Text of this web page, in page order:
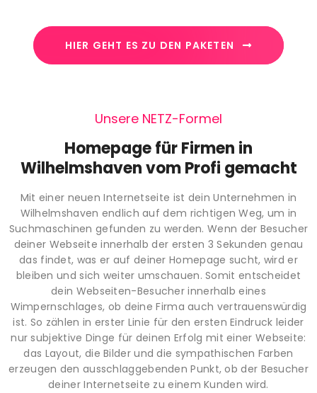
HIER GEHT ES ZU DEN PAKETEN
Unsere NETZ-Formel
Homepage für Firmen in
Wilhelmshaven vom Profi gemacht
Mit einer neuen Internetseite ist dein Unternehmen in
Wilhelmshaven endlich auf dem richtigen Weg, um in
Suchmaschinen gefunden zu werden. Wenn der Besucher
deiner Webseite innerhalb der ersten 3 Sekunden genau
das findet, was er auf deiner Homepage sucht, wird er
bleiben und sich weiter umschauen. Somit entscheidet
dein Webseiten-Besucher innerhalb eines
Wimpernschlages, ob deine Firma auch vertrauenswürdig
ist. So zählen in erster Linie für den ersten Eindruck leider
nur subjektive Dinge für deinen Erfolg mit einer Webseite:
das Layout, die Bilder und die sympathischen Farben
erzeugen den ausschlaggebenden Punkt, ob der Besucher
deiner Internetseite zu einem Kunden wird.